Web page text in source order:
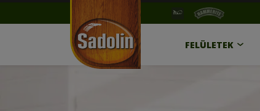
FELÜLETEK